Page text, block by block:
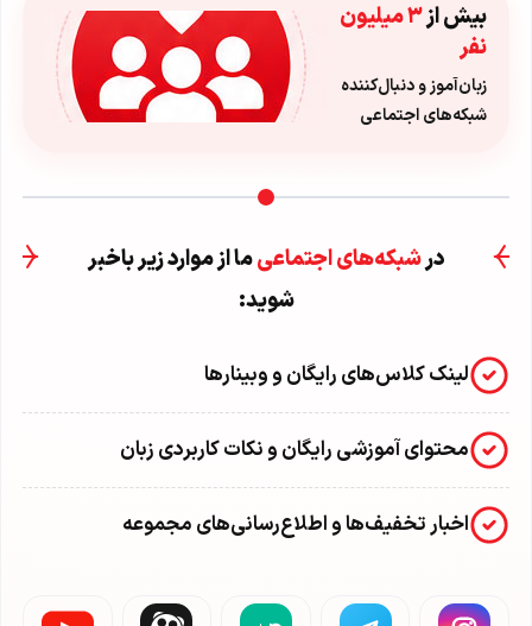
بیش از
۳ میلیون
نفر
زبان‌آموز و دنبال‌کننده
شبکه‌های اجتماعی
درشبکه‌های اجتماعیما از موارد زیر باخبر
شوید:
لینک کلاس‌های رایگان و وبینارها
محتوای آموزشی رایگان و نکات کاربردی زبان
اخبار تخفیف‌ها و اطلاع‌رسانی‌های مجموعه